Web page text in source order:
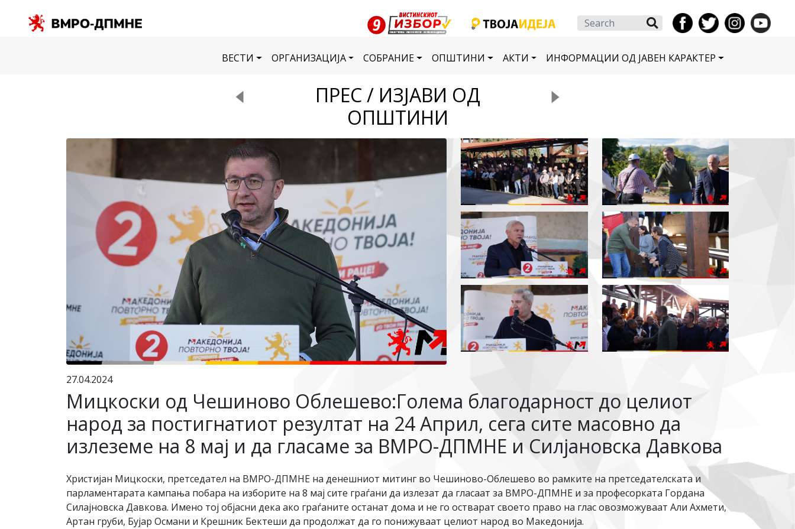
Search
ВЕСТИ ОРГАНИЗАЦИЈА СОБРАНИЕ ОПШТИНИ АКТИ ИНФОРМАЦИИ ОД ЈАВЕН КАРАКТЕР
ПРЕС / ИЗЈАВИ ОД
ОПШТИНИ
27.04.2024
Мицкоски од Чешиново Облешево:Голема благодарност до целиот
народ за постигнатиот резултат на 24 Април, сега сите масовно да
излеземе на 8 мај и да гласаме за ВМРО-ДПМНЕ и Силјановска Давкова
Христијан Мицкоски, претседател на ВМРО-ДПМНЕ на денешниот митинг во Чешиново-Облешево во рамките на претседателската и
парламентарата кампања побара на изборите на 8 мај сите граѓани да излезат да гласаат за ВМРО-ДПМНЕ и за професорката Гордана
Силајновска Давкова. Имено тој објасни дека ако граѓаните останат дома и не го остварат своето право на глас овозможуваат Али Ахмети,
Артан груби, Бујар Османи и Крешник Бектеши да продолжат да го понижуваат целиот народ во Македонија.